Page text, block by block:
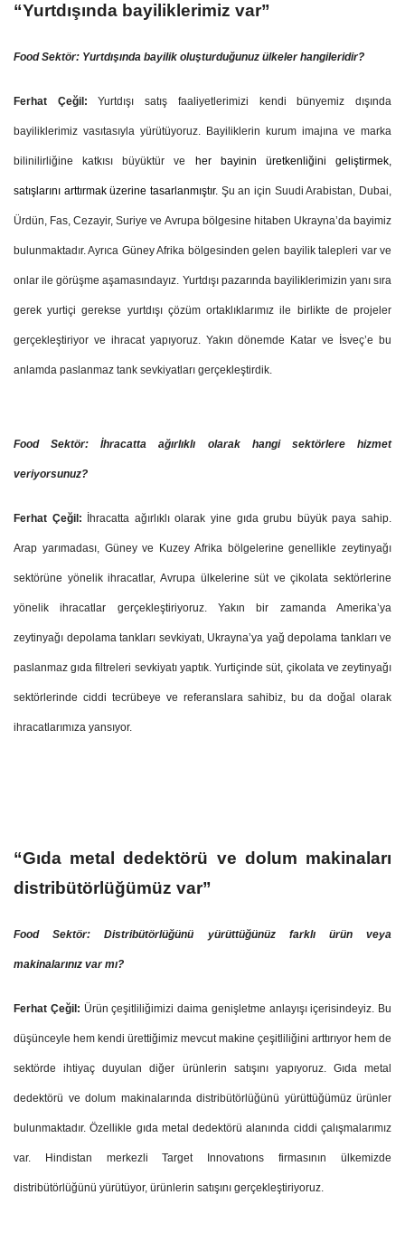
“Yurtdışında bayiliklerimiz var”
Food Sektör: Yurtdışında bayilik oluşturduğunuz ülkeler hangileridir?
Ferhat Çeğil: Yurtdışı satış faaliyetlerimizi kendi bünyemiz dışında
bayiliklerimiz vasıtasıyla yürütüyoruz. Bayiliklerin kurum imajına ve marka
bilinilirliğine katkısı büyüktür ve her bayinin üretkenliğini geliştirmek,
satışlarını arttırmak üzerine tasarlanmıştır. Şu an için Suudi Arabistan, Dubai,
Ürdün, Fas, Cezayir, Suriye ve Avrupa bölgesine hitaben Ukrayna’da bayimiz
bulunmaktadır. Ayrıca Güney Afrika bölgesinden gelen bayilik talepleri var ve
onlar ile görüşme aşamasındayız. Yurtdışı pazarında bayiliklerimizin yanı sıra
gerek yurtiçi gerekse yurtdışı çözüm ortaklıklarımız ile birlikte de projeler
gerçekleştiriyor ve ihracat yapıyoruz. Yakın dönemde Katar ve İsveç’e bu
anlamda paslanmaz tank sevkiyatları gerçekleştirdik.
Food Sektör: İhracatta ağırlıklı olarak hangi sektörlere hizmet
veriyorsunuz?
Ferhat Çeğil: İhracatta ağırlıklı olarak yine gıda grubu büyük paya sahip.
Arap yarımadası, Güney ve Kuzey Afrika bölgelerine genellikle zeytinyağı
sektörüne yönelik ihracatlar, Avrupa ülkelerine süt ve çikolata sektörlerine
yönelik ihracatlar gerçekleştiriyoruz. Yakın bir zamanda Amerika’ya
zeytinyağı depolama tankları sevkiyatı, Ukrayna’ya yağ depolama tankları ve
paslanmaz gıda filtreleri sevkiyatı yaptık. Yurtiçinde süt, çikolata ve zeytinyağı
sektörlerinde ciddi tecrübeye ve referanslara sahibiz, bu da doğal olarak
ihracatlarımıza yansıyor.
“Gıda metal dedektörü ve dolum makinaları
distribütörlüğümüz var”
Food Sektör: Distribütörlüğünü yürüttüğünüz farklı ürün veya
makinalarınız var mı?
Ferhat Çeğil: Ürün çeşitliliğimizi daima genişletme anlayışı içerisindeyiz. Bu
düşünceyle hem kendi ürettiğimiz mevcut makine çeşitliliğini arttırıyor hem de
sektörde ihtiyaç duyulan diğer ürünlerin satışını yapıyoruz. Gıda metal
dedektörü ve dolum makinalarında distribütörlüğünü yürüttüğümüz ürünler
bulunmaktadır. Özellikle gıda metal dedektörü alanında ciddi çalışmalarımız
var. Hindistan merkezli Target Innovatıons firmasının ülkemizde
distribütörlüğünü yürütüyor, ürünlerin satışını gerçekleştiriyoruz.